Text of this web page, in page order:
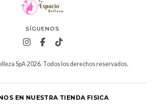
SÍGUENOS
SpA 2026. Todos los derechos reservados.
EN NUESTRA TIENDA FISICA